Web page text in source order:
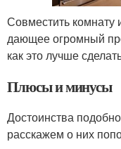
Совместить
дающее огромный
как это лучше
Плюсы и минусы
Достоинства
расскажем о них